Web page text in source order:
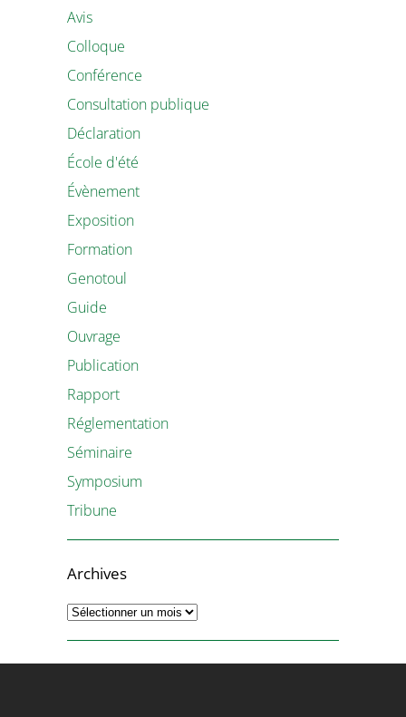
Avis
Colloque
Conférence
Consultation publique
Déclaration
École d'été
Évènement
Exposition
Formation
Genotoul
Guide
Ouvrage
Publication
Rapport
Réglementation
Séminaire
Symposium
Tribune
Archives
Archives